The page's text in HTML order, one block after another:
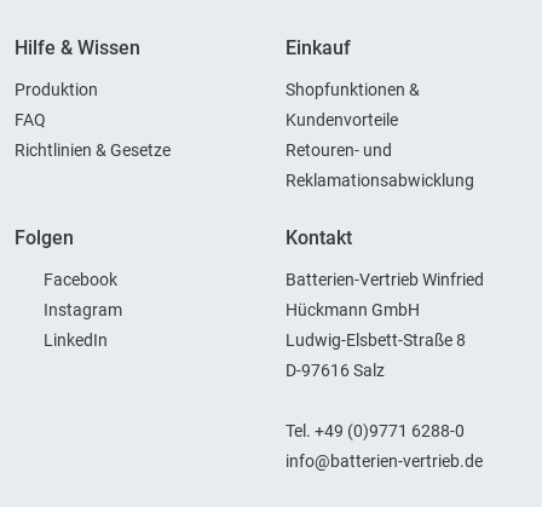
Hilfe & Wissen
Produktion
FAQ
Richtlinien & Gesetze
Einkauf
Shopfunktionen &
Kundenvorteile
Retouren- und
Reklamationsabwicklung
Folgen
Facebook
Instagram
LinkedIn
Kontakt
Batterien-Vertrieb Winfried
Hückmann GmbH
Ludwig-Elsbett-Straße 8
D-97616 Salz
Tel. +49 (0)9771 6288-0
info@batterien-vertrieb.de